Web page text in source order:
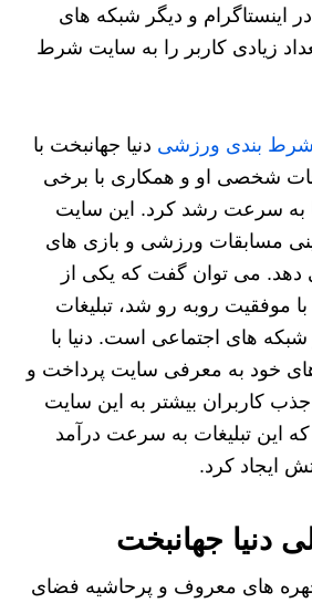
اینستاگرام و دیگر شبکه های
زیادی کاربر را به سایت شرط
شرط بندی ورزشی دنیا جهانبخت با
شخصی او و همکاری با برخی
به سرعت رشد کرد. این سایت
مسابقات ورزشی و بازی های
دهد. می توان گفت که یکی از
موفقیت روبه رو شد، تبلیغات
های اجتماعی است. دنیا با
خود به معرفی سایت پرداخت و
کاربران بیشتر به این سایت
این تبلیغات به سرعت درآمد
ایجاد کرد.
دنیا جهانبخت
های معروف و پرحاشیه فضای